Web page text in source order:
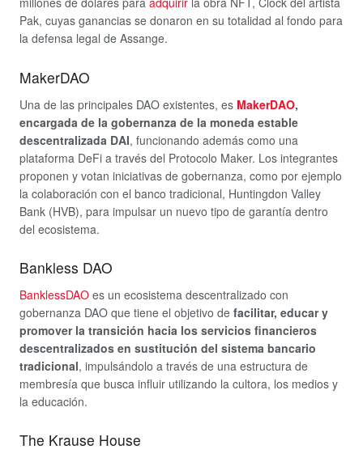
Pak, cuyas ganancias se donaron en su totalidad al fondo para
la defensa legal de Assange.
MakerDAO
Una de las principales DAO existentes, es MakerDAO,
encargada de la gobernanza de la moneda estable
descentralizada DAI, funcionando además como una
plataforma DeFi a través del Protocolo Maker. Los integrantes
proponen y votan iniciativas de gobernanza, como por ejemplo
la colaboración con el banco tradicional, Huntingdon Valley
Bank (HVB), para impulsar un nuevo tipo de garantía dentro
del ecosistema.
Bankless DAO
BanklessDAO es un ecosistema descentralizado con
gobernanza DAO que tiene el objetivo de facilitar, educar y
promover la transición hacia los servicios financieros
descentralizados en sustitución del sistema bancario
tradicional, impulsándolo a través de una estructura de
membresía que busca influir utilizando la cultora, los medios y
la educación.
The Krause House